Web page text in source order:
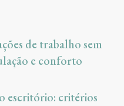
de trabalho sem
e conforto
escritório: critérios